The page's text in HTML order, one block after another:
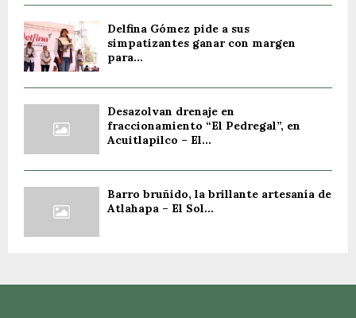
Delfina Gómez pide a sus
simpatizantes ganar con margen
para...
Desazolvan drenaje en
fraccionamiento “El Pedregal”, en
Acuitlapilco – El...
Barro bruñido, la brillante artesanía de
Atlahapa – El Sol...